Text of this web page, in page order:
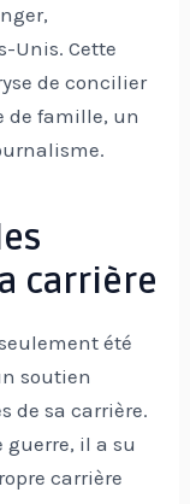
Unis. Cette
de concilier
de famille, un
carrière
été
soutien
de sa carrière.
guerre, il a su
carrière